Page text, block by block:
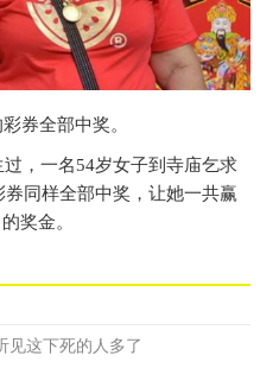
券全部中奖。
，一名54岁女子到寺庙乞求
同样全部中奖，让她一共赢
奖金。
见这下死的人多了